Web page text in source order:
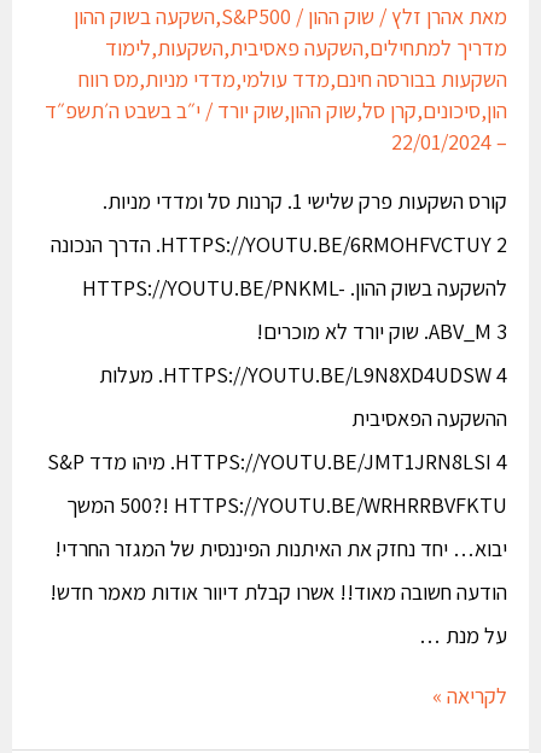
מאתאהרן זלץ/שוק ההון/
S&P500
,השקעה בשוק ההון
מדריך למתחילים,השקעה פאסיבית,השקעות,לימוד
השקעות בבורסה חינם,מדד עולמי,מדדי מניות,מס רווח
הון,סיכונים,קרן סל,שוק ההון,שוק יורד/י״ב בשבט ה׳תשפ״ד
– 22/01/2024
קורס השקעות פרק שלישי 1. קרנות סל ומדדי מניות.
HTTPS://YOUTU.BE/6RMOHFVCTUY 2. הדרך הנכונה
להשקעה בשוק ההון. HTTPS://YOUTU.BE/PNKML-
ABV_M 3. שוק יורד לא מוכרים!
HTTPS://YOUTU.BE/L9N8XD4UDSW 4. מעלות
ההשקעה הפאסיבית
HTTPS://YOUTU.BE/JMT1JRN8LSI 4. מיהו מדד S&P
500?! HTTPS://YOUTU.BE/WRHRRBVFKTU המשך
יבוא… יחד נחזק את האיתנות הפיננסית של המגזר החרדי!​​
הודעה חשובה מאוד!! אשרו קבלת דיוור אודות מאמר חדש!
על מנת …
לקריאה »